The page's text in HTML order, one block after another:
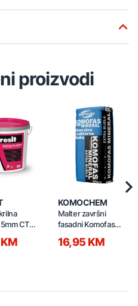
proizvodi
CT60
KOMOCHEM
Malter završni
fasadni Komofas
kružni/vučeni 6880
16,95 KM